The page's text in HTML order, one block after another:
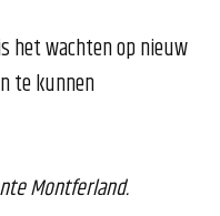
het wachten op nieuw
te kunnen
Montferland.